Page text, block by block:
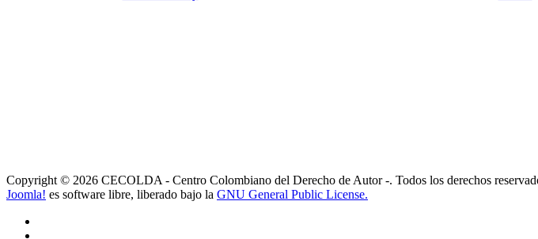
Copyright © 2026 CECOLDA - Centro Colombiano del Derecho de Autor -. Todos los derechos
Joomla! es software libre, liberado bajo la GNU General Public License.